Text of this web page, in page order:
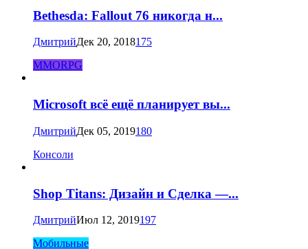
Bethesda: Fallout 76 никогда н...
ДмитрийДек 20, 2018175
MMORPG
Microsoft всё ещё планирует вы...
ДмитрийДек 05, 2019180
Консоли
Shop Titans: Дизайн и Сделка —...
ДмитрийИюл 12, 2019197
Мобильные